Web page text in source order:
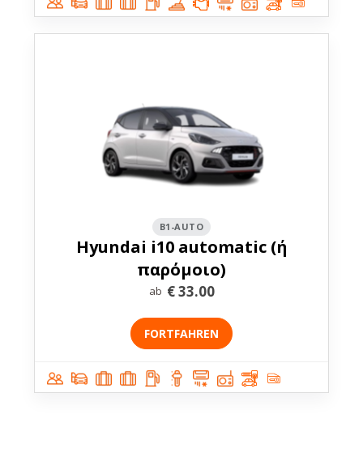
B1-AUTO
Hyundai i10 automatic (ή
παρόμοιο)
ab €33.00
FORTFAHREN